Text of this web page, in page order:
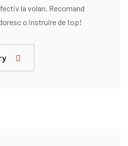
la volan. Recomand
o instruire de top!